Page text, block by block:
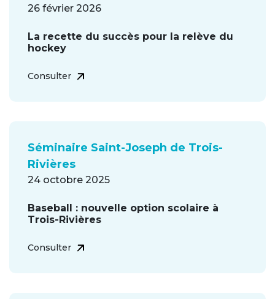
26 février 2026
La recette du succès pour la relève du
hockey
Consulter
Séminaire Saint-Joseph de Trois-
Rivières
24 octobre 2025
Baseball : nouvelle option scolaire à
Trois-Rivières
Consulter